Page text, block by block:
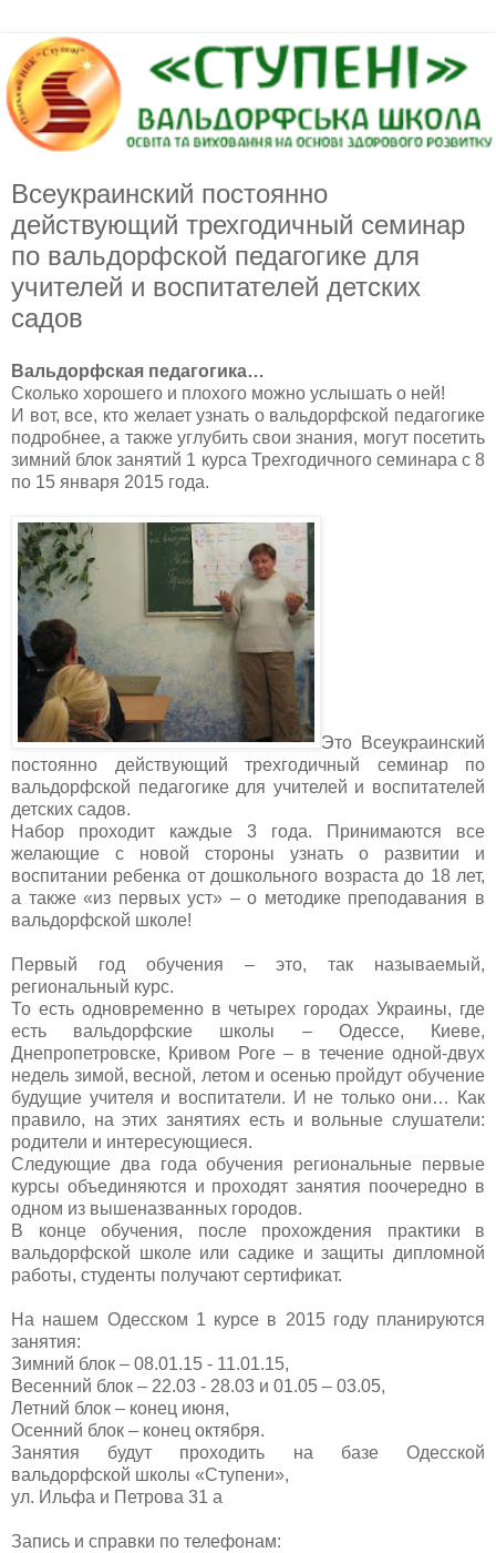
Всеукраинский постоянно
действующий трехгодичный семинар
по вальдорфской педагогике для
учителей и воспитателей детских
садов
Вальдорфская педагогика…
Сколько хорошего и плохого можно услышать о ней!
И вот, все, кто желает узнать о вальдорфской педагогике
подробнее, а также углубить свои знания, могут посетить
зимний блок занятий 1 курса Трехгодичного семинара с 8
по 15 января 2015 года.
Это Всеукраинский
постоянно действующий трехгодичный семинар по
вальдорфской педагогике для учителей и воспитателей
детских садов.
Набор проходит каждые 3 года. Принимаются все
желающие с новой стороны узнать о развитии и
воспитании ребенка от дошкольного возраста до 18 лет,
а также «из первых уст» – о методике преподавания в
вальдорфской школе!
Первый год обучения – это, так называемый,
региональный курс.
То есть одновременно в четырех городах Украины, где
есть вальдорфские школы – Одессе, Киеве,
Днепропетровске, Кривом Роге – в течение одной-двух
недель зимой, весной, летом и осенью пройдут обучение
будущие учителя и воспитатели. И не только они… Как
правило, на этих занятиях есть и вольные слушатели:
родители и интересующиеся.
Следующие два года обучения региональные первые
курсы объединяются и проходят занятия поочередно в
одном из вышеназванных городов.
В конце обучения, после прохождения практики в
вальдорфской школе или садике и защиты дипломной
работы, студенты получают сертификат.
На нашем Одесском 1 курсе в 2015 году планируются
занятия:
Зимний блок – 08.01.15 - 11.01.15,
Весенний блок – 22.03 - 28.03 и 01.05 – 03.05,
Летний блок – конец июня,
Осенний блок – конец октября.
Занятия будут проходить на базе Одесской
вальдорфской школы «Ступени»,
ул. Ильфа и Петрова 31 а
Запись и справки по телефонам: